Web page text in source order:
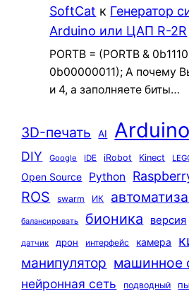
SoftCat к Генератор
Arduino или ЦАП R-2R
PORTB = (PORTB &
0b00000011); А почему
и 4, а заполняете биты…
3D-печать AI Arduino
DIY Google IDE iRobot Kinect
Open Source Python
ROS swarm ИК
балансировать бионика версия
датчик дрон интерфейс камера
манипулятор машинное
нейронная сеть подводный